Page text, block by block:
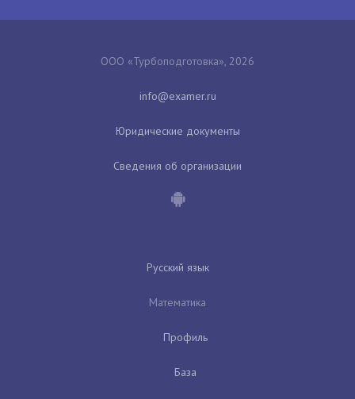
ООО «Турбоподготовка», 2026
Юридические документы
Сведения об организации
Русский язык
Математика
Профиль
База